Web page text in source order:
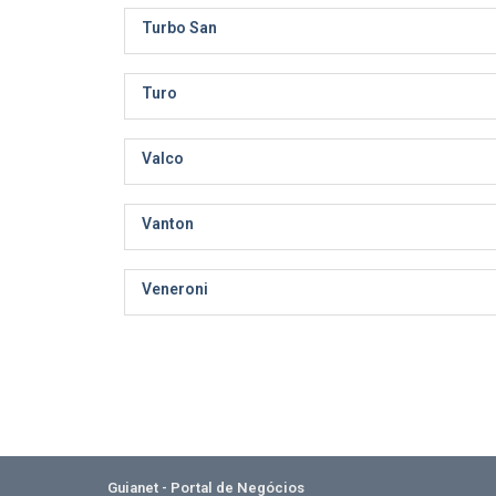
Turbo San
Turo
Valco
Vanton
Veneroni
Guianet - Portal de Negócios